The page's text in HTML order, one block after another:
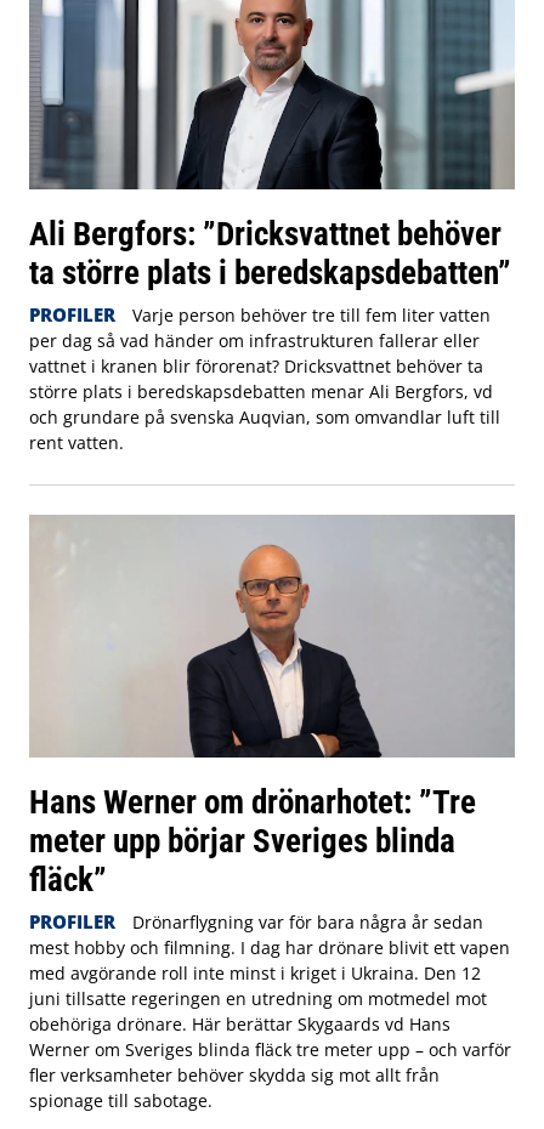
Ali Bergfors: ”Dricksvattnet behöver
ta större plats i beredskapsdebatten”
PROFILER
Varje person behöver tre till fem liter vatten
per dag så vad händer om infrastrukturen fallerar eller
vattnet i kranen blir förorenat? Dricksvattnet behöver ta
större plats i beredskapsdebatten menar Ali Bergfors, vd
och grundare på svenska Auqvian, som omvandlar luft till
rent vatten.
Hans Werner om drönarhotet: ”Tre
meter upp börjar Sveriges blinda
fläck”
PROFILER
Drönarflygning var för bara några år sedan
mest hobby och filmning. I dag har drönare blivit ett vapen
med avgörande roll inte minst i kriget i Ukraina. Den 12
juni tillsatte regeringen en utredning om motmedel mot
obehöriga drönare. Här berättar Skygaards vd Hans
Werner om Sveriges blinda fläck tre meter upp – och varför
fler verksamheter behöver skydda sig mot allt från
spionage till sabotage.